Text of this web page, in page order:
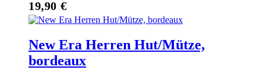
19,90 €
New Era Herren Hut/Mütze,
bordeaux